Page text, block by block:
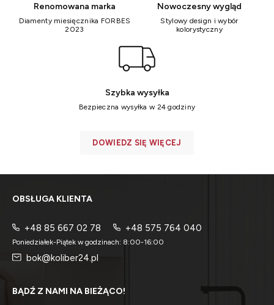
Renomowana marka
Diamenty miesięcznika FORBES
2023
Nowoczesny wygląd
Stylowy design i wybór
kolorystyczny
Szybka wysyłka
Bezpieczna wysyłka w 24 godziny
DOWIEDZ SIĘ WIĘCEJ
OBSŁUGA KLIENTA
+48 85 667 02 78 +48 575 764 040
Poniedziałek-Piątek w godzinach: 8:00-16:00
bok@koliber24.pl
BĄDŹ Z NAMI NA BIEŻĄCO!